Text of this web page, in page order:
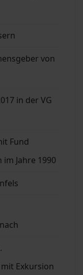
von
in der VG
Fund
Jahre 1990
Exkursion